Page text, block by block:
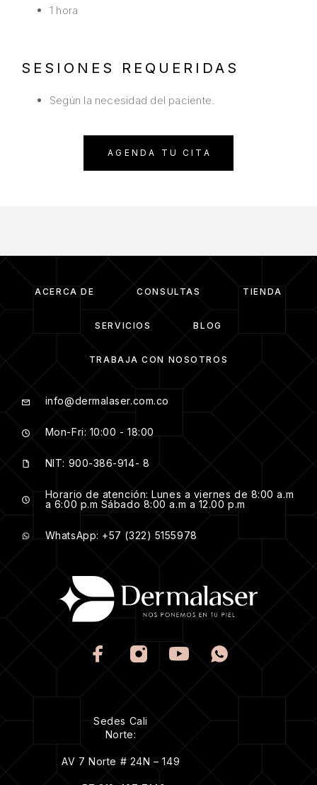
1 hora
SESIONES REQUERIDAS
Según la necesidad del paciente.
AGENDA TU CITA
ACERCA DE CONSULTAS TIENDA
SERVICIOS BLOG
TRABAJA CON NOSOTROS
info@dermalaser.com.co
Mon-Fri: 10:00 - 18:00
NIT: 900-386-914- 8
Horario de atención: Lunes a viernes de 8:00 a.m
a 6:00 p.m Sábado 8:00 a.m a 12.00 p.m
WhatsApp: +57 (322) 5155978
Sedes Cali
Norte:
AV 7 Norte # 24N – 149